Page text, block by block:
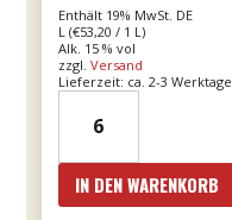
Enthält 19% MwSt. DE
L (€53,20 / 1 L)
Alk. 15 % vol
zzgl. Versand
Lieferzeit: ca. 2-3 Werktage
Amarone
dalla
Valpolicella
IN DEN WARENKORB